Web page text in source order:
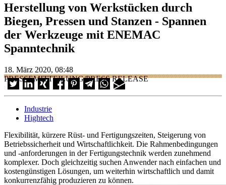
Herstellung von Werkstücken durch
Biegen, Pressen und Stanzen - Spannen
der Werkzeuge mit ENEMAC
Spanntechnik
18. März 2020, 08:48
PRESSEMITTEILUNG/PRESS RELEASE
Industrie
Hightech
Flexibilität, kürzere Rüst- und Fertigungszeiten, Steigerung von
Betriebssicherheit und Wirtschaftlichkeit. Die Rahmenbedingungen
und -anforderungen in der Fertigungstechnik werden zunehmend
komplexer. Doch gleichzeitig suchen Anwender nach einfachen und
kostengünstigen Lösungen, um weiterhin wirtschaftlich und damit
konkurrenzfähig produzieren zu können.